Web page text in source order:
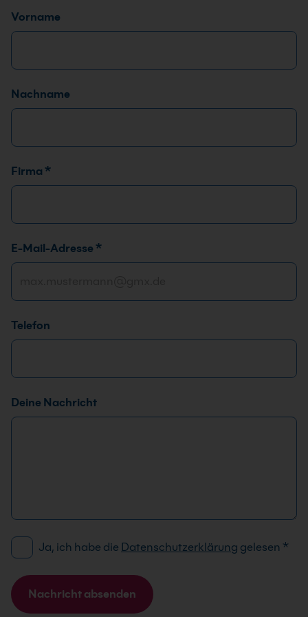
Name*
Vorname
Nachname
Firma *
E-Mail-Adresse *
Telefon
Deine Nachricht
*
T
l
e
D
S
G
V
O
Ja, ich habe die Datenschutzerklärung gelesen *
Nachricht absenden